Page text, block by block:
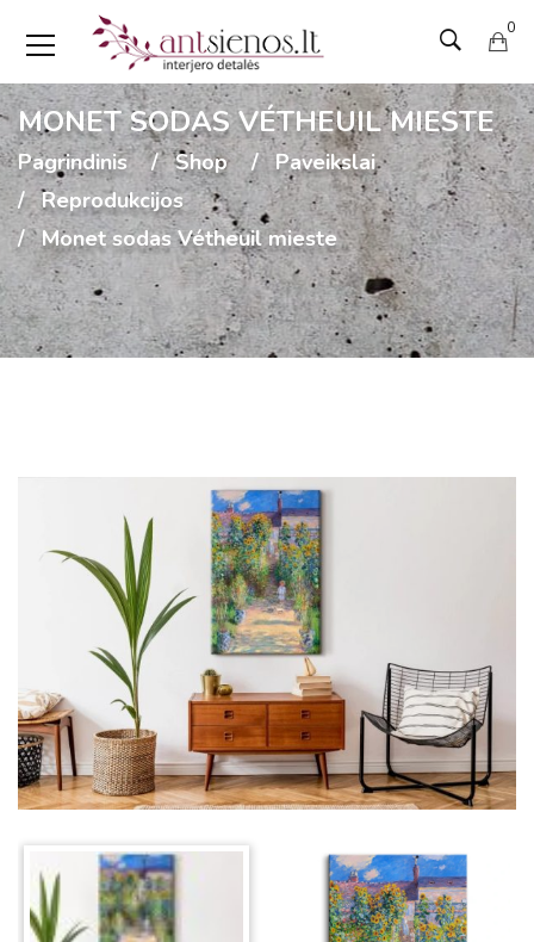
0
MONET SODAS VÉTHEUIL MIESTE
Pagrindinis Shop
Paveikslai
Reprodukcijos
Monet sodas Vétheuil mieste